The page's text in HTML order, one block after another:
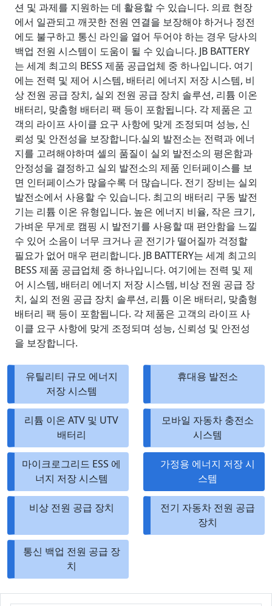
션 및 과제를 지원하는 데 활용할 수 있습니다. 의료 현장
에서 일관되고 깨끗한 전원 연결을 보장해야 하거나 정전
에도 불구하고 통신 라인을 열어 두어야 하는 경우 당사의
백업 전원 시스템이 도움이 될 수 있습니다. JB BATTERY
는 세계 최고의 BESS 제품 공급업체 중 하나입니다. 여기
에는 전력 및 제어 시스템, 배터리 에너지 저장 시스템, 비
상 전원 공급 장치, 실외 전원 공급 장치 솔루션, 리튬 이온
배터리, 맞춤형 배터리 팩 등이 포함됩니다. 각 제품은 고
객의 라이프 사이클 요구 사항에 맞게 조정되며 성능, 신
뢰성 및 안전성을 보장합니다.실외 발전소는 전력과 에너
지를 고려해야하며 셀의 품질이 실외 발전소의 평온함과
안정성을 결정하고 실외 발전소의 제품 인터페이스를 보
면 인터페이스가 많을수록 더 많습니다. 전기 장비는 실외
발전소에서 사용할 수 있습니다. 최고의 배터리 구동 발전
기는 리튬 이온 유형입니다. 높은 에너지 비율, 작은 크기,
가벼운 무게로 캠핑 시 발전기를 사용할 때 편안함을 느낄
수 있어 소음이 너무 크거나 곧 전기가 떨어질까 걱정할
필요가 없어 매우 편리합니다. JB BATTERY는 세계 최고의
BESS 제품 공급업체 중 하나입니다. 여기에는 전력 및 제
어 시스템, 배터리 에너지 저장 시스템, 비상 전원 공급 장
치, 실외 전원 공급 장치 솔루션, 리튬 이온 배터리, 맞춤형
배터리 팩 등이 포함됩니다. 각 제품은 고객의 라이프 사
이클 요구 사항에 맞게 조정되며 성능, 신뢰성 및 안전성
을 보장합니다.
유틸리티 규모 에너지
저장 시스템
휴대용 발전소
리튬 이온 ATV 및 UTV
배터리
모바일 자동차 충전소
시스템
마이크로그리드 ESS 에
너지 저장 시스템
가정용 에너지 저장 시
스템
비상 전원 공급 장치
전기 자동차 전원 공급
장치
통신 백업 전원 공급 장
치